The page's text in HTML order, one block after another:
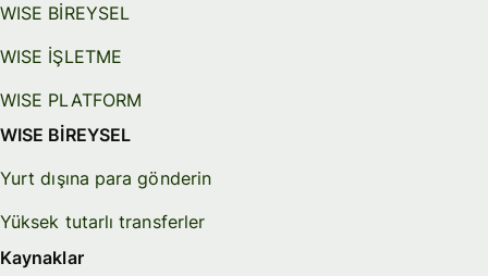
WISE BİREYSEL
WISE İŞLETME
WISE PLATFORM
WISE BİREYSEL
Yurt dışına para gönderin
Yüksek tutarlı transferler
Kaynaklar